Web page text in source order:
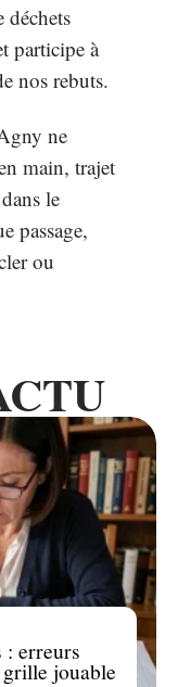
participe à
nos rebuts.
ne
main, trajet
le
passage,
ou
: erreurs
jouable